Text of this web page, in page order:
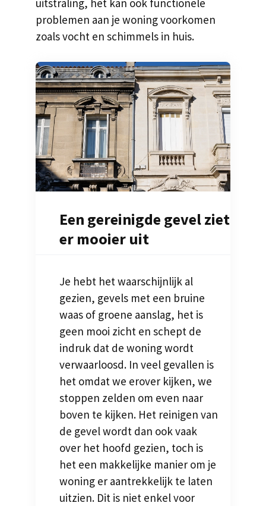
uitstraling, het kan ook functionele
problemen aan je woning voorkomen
zoals vocht en schimmels in huis.
Een gereinigde gevel ziet
er mooier uit
Je hebt het waarschijnlijk al
gezien, gevels met een bruine
waas of groene aanslag, het is
geen mooi zicht en schept de
indruk dat de woning wordt
verwaarloosd. In veel gevallen is
het omdat we erover kijken, we
stoppen zelden om even naar
boven te kijken. Het reinigen van
de gevel wordt dan ook vaak
over het hoofd gezien, toch is
het een makkelijke manier om je
woning er aantrekkelijk te laten
uitzien. Dit is niet enkel voor